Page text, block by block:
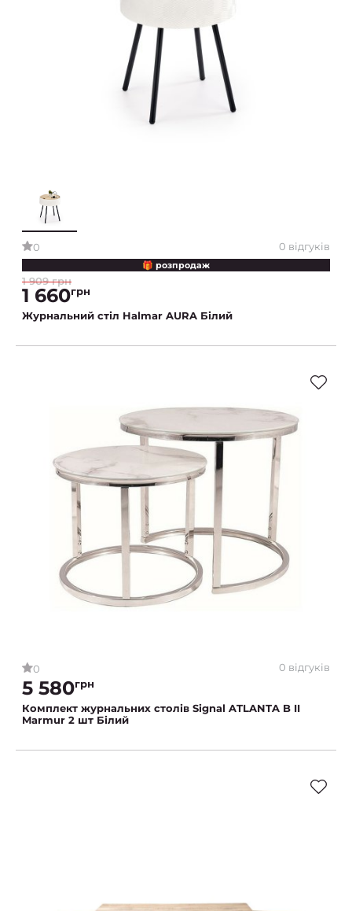
0 0 відгуків
🎁 розпродаж
1 909 грн
1 660грн
Журнальний стіл Halmar AURA Білий
0 0 відгуків
5 580грн
Комплект журнальних столів Signal ATLANTA B II
Marmur 2 шт Білий